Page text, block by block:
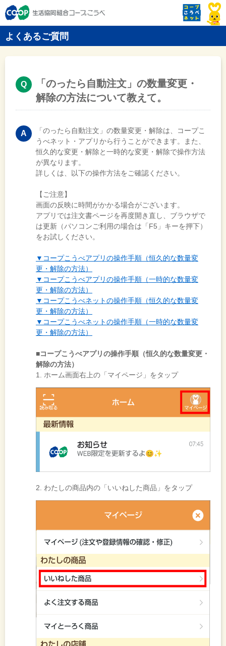
よくあるご質問
「のったら自動注文」の数量変更・
解除の方法について教えて。
「のったら自動注文」の数量変更・解除は、コープこ
うべネット・アプリから行うことができます。また、
恒久的な変更・解除と一時的な変更・解除で操作方法
が異なります。
詳しくは、以下の操作方法をご確認ください。
【ご注意】
画面の反映に時間がかかる場合がございます。
アプリでは注文書ページを再度開き直し、ブラウザで
は更新（パソコンご利用の場合は「F5」キーを押下）
をお試しください。
▼コープこうべアプリの操作手順（恒久的な数量変
更・解除の方法）
▼コープこうべアプリの操作手順（一時的な数量変
更・解除の方法）
▼コープこうべネットの操作手順（恒久的な数量変
更・解除の方法）
▼コープこうべネットの操作手順（一時的な数量変
更・解除の方法）
■コープこうべアプリの操作手順（恒久的な数量変更・
解除の方法）
1. ホーム画面右上の「マイページ」をタップ
2. わたしの商品内の「いいねした商品」をタップ